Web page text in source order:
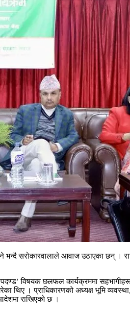
भन्दै सरोकारवालाले आवाज उठाएका छन्
विषयक छलफल कार्यक्रममा
थिए । प्राधिकारणको अध्यक्ष भूमि
राखिएको छ ।